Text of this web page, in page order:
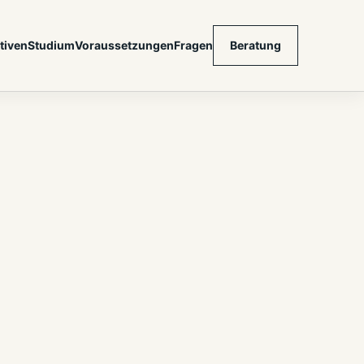
StudiumVoraussetzungenFragen Beratung